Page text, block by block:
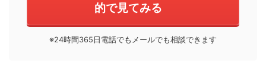
的で見てみる
※24時間365日電話でもメールでも相談できます